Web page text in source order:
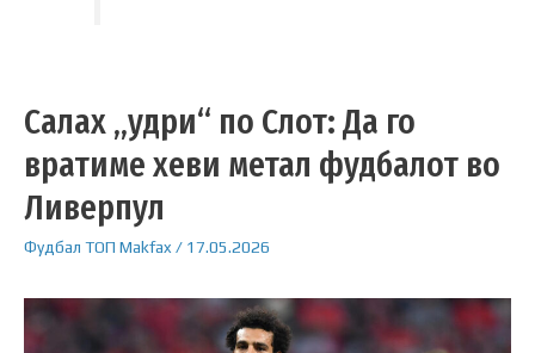
Салах „удри“ по Слот: Да го
вратиме хеви метал фудбалот во
Ливерпул
Фудбал ТОП Makfax / 17.05.2026